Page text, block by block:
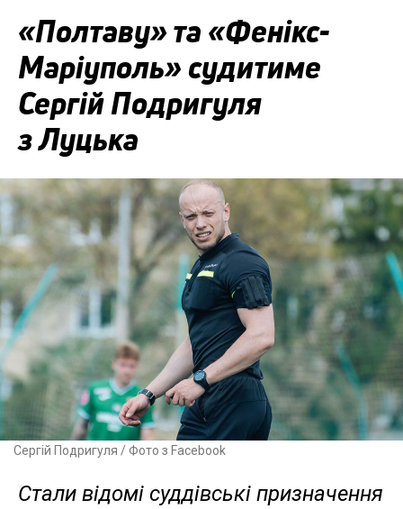
«Полтаву» та «Фенікс-
Маріуполь» судитиме
Сергій Подригуля
з Луцька
Сергій Подригуля / Фото з Facebook
Стали відомі суддівські призначення